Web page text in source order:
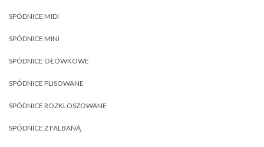
SPÓDNICE MIDI
SPÓDNICE MINI
SPÓDNICE OŁÓWKOWE
SPÓDNICE PLISOWANE
SPÓDNICE ROZKLOSZOWANE
SPÓDNICE Z FALBANĄ